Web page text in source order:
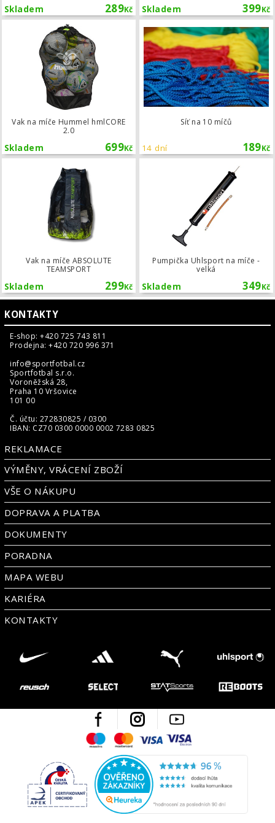
289Kč
Skladem 399Kč
Skladem
Vak na míče Hummel hmlCORE
2.0
699Kč
Skladem
Síť na 10 míčů
189Kč
14 dní
Vak na míče ABSOLUTE
TEAMSPORT
299Kč
Skladem
Pumpička Uhlsport na míče -
velká
349Kč
Skladem
KONTAKTY
E-shop: +420 725 743 811
Prodejna: +420 720 996 371
info@sportfotbal.cz
Sportfotbal s.r.o.
Voroněžská 28,
Praha 10 Vršovice
101 00
Č. účtu: 272830825 / 0300
IBAN: CZ70 0300 0000 0002 7283 0825
REKLAMACE
VÝMĚNY, VRÁCENÍ ZBOŽÍ
VŠE O NÁKUPU
DOPRAVA A PLATBA
DOKUMENTY
PORADNA
MAPA WEBU
KARIÉRA
KONTAKTY
Facebook Instagram
MaestroMastercard
Visa
Česká kvalita